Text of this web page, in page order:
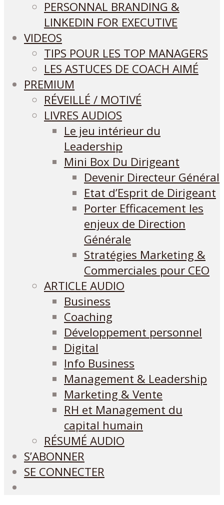
PERSONNAL BRANDING &
LINKEDIN FOR EXECUTIVE
VIDEOS
TIPS POUR LES TOP MANAGERS
LES ASTUCES DE COACH AIMÉ
PREMIUM
RÉVEILLÉ / MOTIVÉ
LIVRES AUDIOS
Le jeu intérieur du
Leadership
Mini Box Du Dirigeant
Devenir Directeur Général
Etat d’Esprit de Dirigeant
Porter Efficacement les
enjeux de Direction
Générale
Stratégies Marketing &
Commerciales pour CEO
ARTICLE AUDIO
Business
Coaching
Développement personnel
Digital
Info Business
Management & Leadership
Marketing & Vente
RH et Management du
capital humain
RÉSUMÉ AUDIO
S’ABONNER
SE CONNECTER